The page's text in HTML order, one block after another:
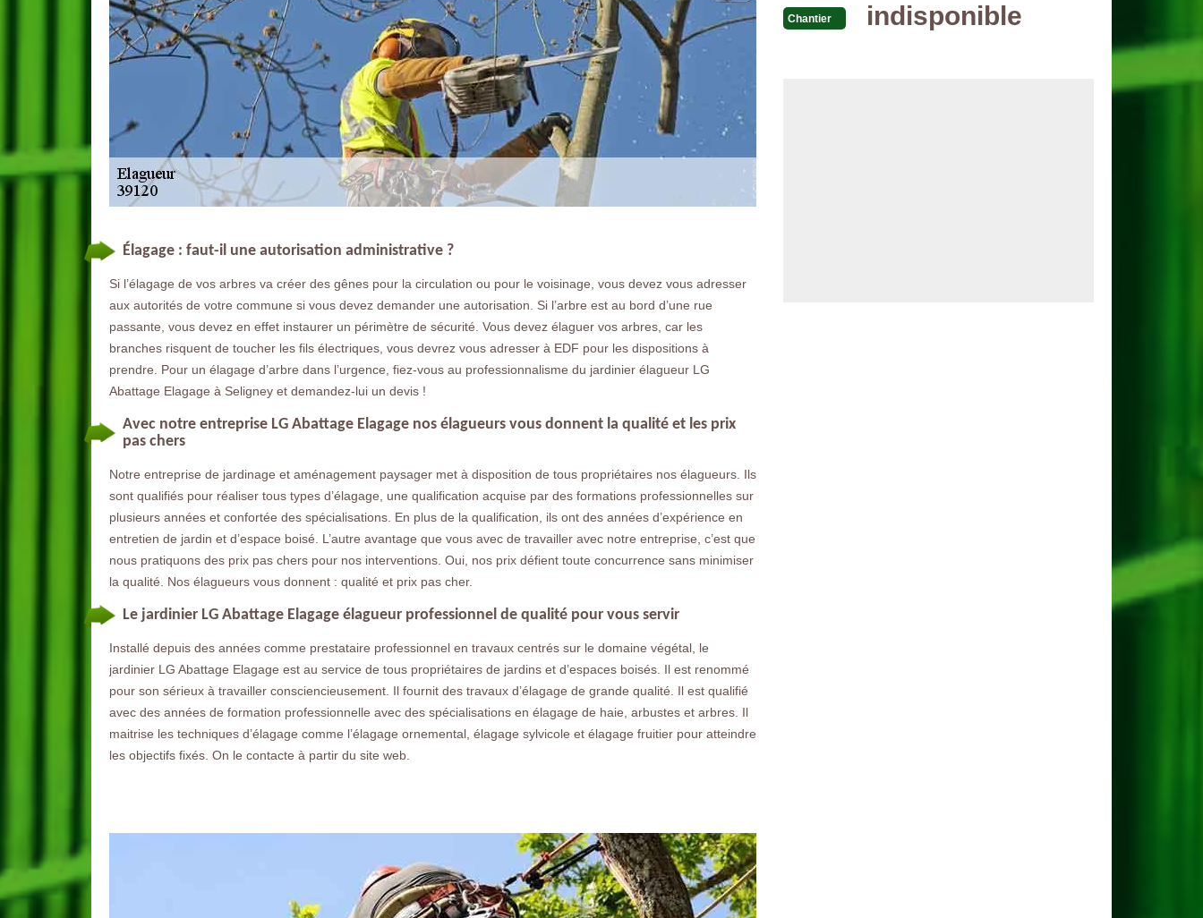
Élagage : faut-il une autorisation administrative ?
Si l’élagage de vos arbres va créer des gênes pour la circulation ou pour le voisinage, vous devez vous adresser
aux autorités de votre commune si vous devez demander une autorisation. Si l’arbre est au bord d’une rue
passante, vous devez en effet instaurer un périmètre de sécurité. Vous devez élaguer vos arbres, car les
branches risquent de toucher les fils électriques, vous devrez vous adresser à EDF pour les dispositions à
prendre. Pour un élagage d’arbre dans l’urgence, fiez-vous au professionnalisme du jardinier élagueur LG
Abattage Elagage à Seligney et demandez-lui un devis !
Avec notre entreprise LG Abattage Elagage nos élagueurs vous donnent la qualité et les prix
pas chers
Notre entreprise de jardinage et aménagement paysager met à disposition de tous propriétaires nos élagueurs. Ils
sont qualifiés pour réaliser tous types d’élagage, une qualification acquise par des formations professionnelles sur
plusieurs années et confortée des spécialisations. En plus de la qualification, ils ont des années d’expérience en
entretien de jardin et d’espace boisé. L’autre avantage que vous avec de travailler avec notre entreprise, c’est que
nous pratiquons des prix pas chers pour nos interventions. Oui, nos prix défient toute concurrence sans minimiser
la qualité. Nos élagueurs vous donnent : qualité et prix pas cher.
Le jardinier LG Abattage Elagage élagueur professionnel de qualité pour vous servir
Installé depuis des années comme prestataire professionnel en travaux centrés sur le domaine végétal, le
jardinier LG Abattage Elagage est au service de tous propriétaires de jardins et d’espaces boisés. Il est renommé
pour son sérieux à travailler consciencieusement. Il fournit des travaux d’élagage de grande qualité. Il est qualifié
avec des années de formation professionnelle avec des spécialisations en élagage de haie, arbustes et arbres. Il
maitrise les techniques d’élagage comme l’élagage ornemental, élagage sylvicole et élagage fruitier pour atteindre
les objectifs fixés. On le contacte à partir du site web.
Chantier indisponible